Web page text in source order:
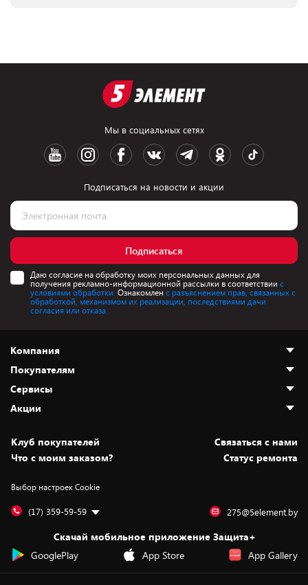
Мы в социальных сетях
Подписаться на новости и акции
Подписаться
Даю согласие на обработку моих персональных данных для
получения рекламно-информационной рассылки в соответствии с
условиями обработки. Ознакомлен с разъяснением прав, связанных с
обработкой, механизмом их реализации, последствиями дачи
согласия или отказа.
Компания
О нас
Адреса магазинов
Новости
Статьи и обзоры
Вакансии
Дай пять добру!
Покупателям
Как сделать заказ
Оплата и доставка
Безналичный расчёт
Обмен и возврат товара
Обработка персональных данных
Подарочные карты
Сервисы
Установка техники
Для игровых консолей
Для мобильных устройств
Для компьютеров
Сервисные центры
Акции
Скидки и промокоды
Белорусские товары
Бонусы
Оплата частями
Новинки
Клуб покупателей
Cвязаться с нами
Что с моим заказом?
Статус ремонта
Выбор настроек Cookie
(17) 359-59-59 275@5element.by
Скачай мобильное приложение Защита+
GooglePlay
App Store App Gallery